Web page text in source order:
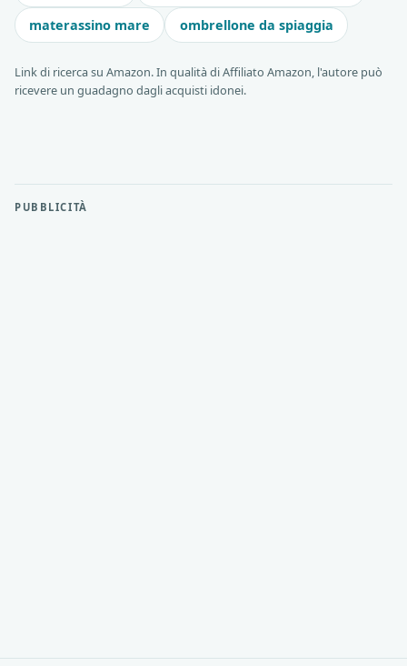
materassino mare ombrellone da spiaggia
Link di ricerca su Amazon. In qualità di Affiliato Amazon, l'autore può
ricevere un guadagno dagli acquisti idonei.
PUBBLICITÀ